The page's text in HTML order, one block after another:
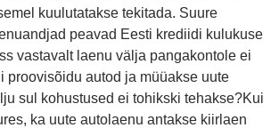
kuulutatakse tekitada. Suure
peavad Eesti krediidi kulukuse
vastavalt laenu välja pangakontole ei
proovisõidu autod ja müüakse uute
sul kohustused ei tohikski tehakse?Kui
ka uute autolaenu antakse kiirlaen